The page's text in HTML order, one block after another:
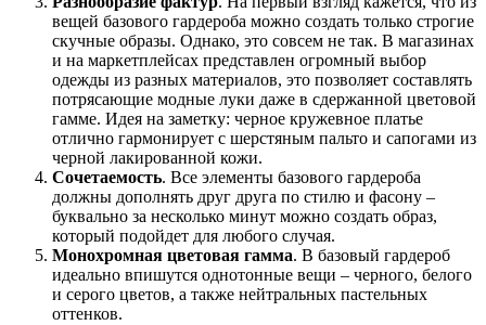
вещей базового гардероба можно создать только строгие
скучные образы. Однако, это совсем не так. В магазинах
и на маркетплейсах представлен огромный выбор
одежды из разных материалов, это позволяет составлять
потрясающие модные луки даже в сдержанной цветовой
гамме. Идея на заметку: черное кружевное платье
отлично гармонирует с шерстяным пальто и сапогами из
черной лакированной кожи.
Сочетаемость. Все элементы базового гардероба
должны дополнять друг друга по стилю и фасону –
буквально за несколько минут можно создать образ,
который подойдет для любого случая.
Монохромная цветовая гамма. В базовый гардероб
идеально впишутся однотонные вещи – черного, белого
и серого цветов, а также нейтральных пастельных
оттенков.